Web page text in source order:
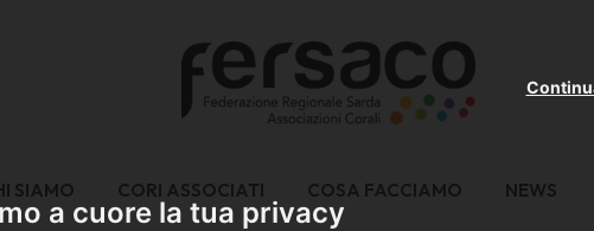
a cuore la tua privacy
SIAMO CORI ASSOCIATI COSA FACCIAMO NEWS